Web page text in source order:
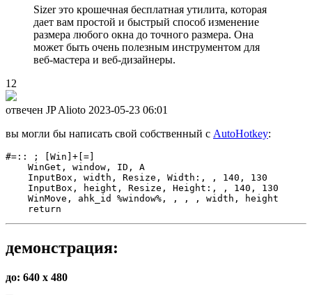
Sizer это крошечная бесплатная утилита, которая
дает вам простой и быстрый способ изменение
размера любого окна до точного размера. Она
может быть очень полезным инструментом для
веб-мастера и веб-дизайнеры.
12
отвечен JP Alioto 2023-05-23 06:01
вы могли бы написать свой собственный с AutoHotkey:
#=:: ; [Win]+[=]
    WinGet, window, ID, A
    InputBox, width, Resize, Width:, , 140, 130
    InputBox, height, Resize, Height:, , 140, 130
    WinMove, ahk_id %window%, , , , width, height
демонстрация:
до: 640 x 480